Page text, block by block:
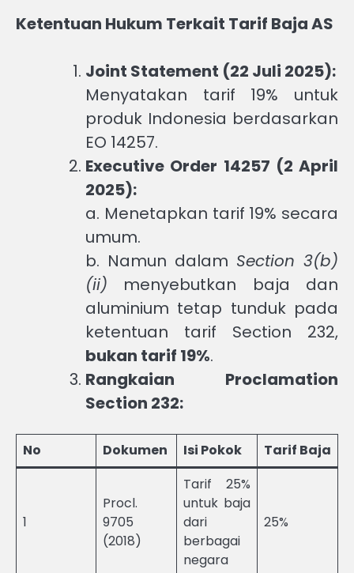
Ketentuan Hukum Terkait Tarif Baja AS
Joint Statement (22 Juli 2025):
Menyatakan tarif 19% untuk
produk Indonesia berdasarkan
EO 14257.
Executive Order 14257 (2 April
2025):
a. Menetapkan tarif 19% secara
umum.
b. Namun dalam Section 3(b)
(ii) menyebutkan baja dan
aluminium tetap tunduk pada
ketentuan tarif Section 232,
bukan tarif 19%.
Rangkaian Proclamation
Section 232:
No Dokumen Isi Pokok Tarif Baja
1
Procl.
9705
(2018)
Tarif 25%
untuk baja
dari
berbagai
negara
25%